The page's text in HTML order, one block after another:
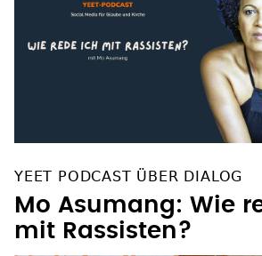
YEET PODCAST ÜBER DIALOG
Mo Asumang: Wie
mit Rassisten?